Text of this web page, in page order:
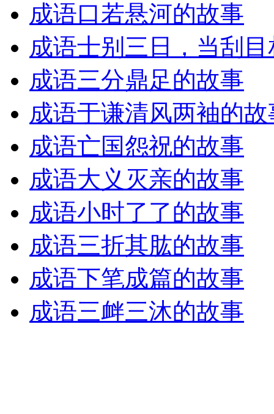
成语口若悬河的故事
成语士别三日，当刮
成语三分鼎足的故事
成语于谦清风两袖的故
成语亡国怨祝的故事
成语大义灭亲的故事
成语小时了了的故事
成语三折其肱的故事
成语下笔成篇的故事
成语三衅三沐的故事